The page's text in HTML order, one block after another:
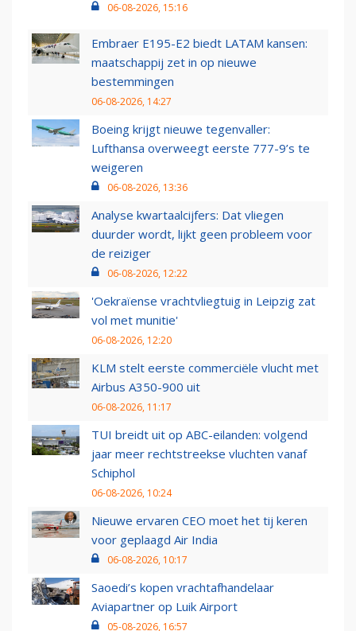
06-08-2026, 15:16
Embraer E195-E2 biedt LATAM kansen:
maatschappij zet in op nieuwe
bestemmingen
06-08-2026, 14:27
Boeing krijgt nieuwe tegenvaller:
Lufthansa overweegt eerste 777-9’s te
weigeren
06-08-2026, 13:36
Analyse kwartaalcijfers: Dat vliegen
duurder wordt, lijkt geen probleem voor
de reiziger
06-08-2026, 12:22
'Oekraïense vrachtvliegtuig in Leipzig zat
vol met munitie'
06-08-2026, 12:20
KLM stelt eerste commerciële vlucht met
Airbus A350-900 uit
06-08-2026, 11:17
TUI breidt uit op ABC-eilanden: volgend
jaar meer rechtstreekse vluchten vanaf
Schiphol
06-08-2026, 10:24
Nieuwe ervaren CEO moet het tij keren
voor geplaagd Air India
06-08-2026, 10:17
Saoedi’s kopen vrachtafhandelaar
Aviapartner op Luik Airport
05-08-2026, 16:57